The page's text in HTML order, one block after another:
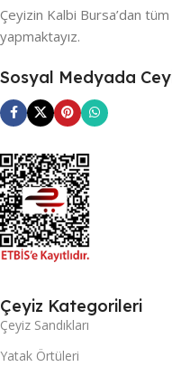
Çeyizin Kalbi Bursa’dan
yapmaktayız.
Sosyal Medyada
Çeyiz Kategorileri
Çeyiz Sandıkları
Yatak Örtüleri